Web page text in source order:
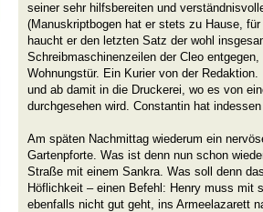
seiner sehr hilfsbereiten und
(Manuskriptbogen hat er stets zu Hause,
haucht er den letzten Satz der wohl
Schreibmaschinenzeilen der Cleo
Wohnungstür. Ein Kurier von der
und ab damit in die Druckerei, wo es von
durchgesehen wird. Constantin hat
Am späten Nachmittag wiederum ein
Gartenpforte. Was ist denn nun schon
Straße mit einem Sankra. Was soll denn
Höflichkeit – einen Befehl: Henry muss mit
ebenfalls nicht gut geht, ins Armeelazarett